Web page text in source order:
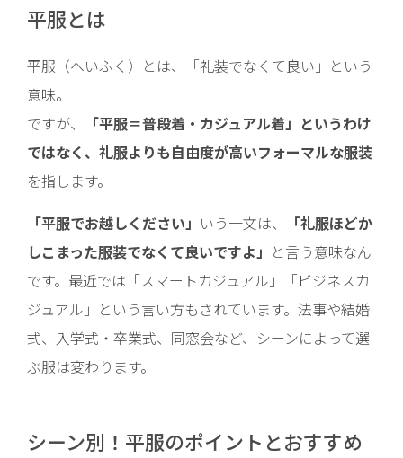
平服とは
平服（へいふく）とは、「礼装でなくて良い」という
意味。
ですが、
「平服＝普段着・カジュアル着」というわけ
ではなく、礼服よりも自由度が高いフォーマルな服装
を指します。
「平服でお越しください」 いう一文は、
「礼服ほどか
しこまった服装でなくて良いですよ」 と言う意味なん
です。最近では「スマートカジュアル」「ビジネスカ
ジュアル」という言い方もされています。法事や結婚
式、入学式・卒業式、同窓会など、シーンによって選
ぶ服は変わります。
シーン別！平服のポイントとおすすめ